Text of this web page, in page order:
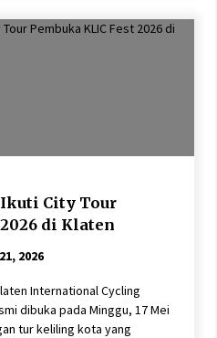
Ikuti City Tour
di Klaten
2026
International Cycling
dibuka pada Minggu, 17 Mei
tur keliling kota yang